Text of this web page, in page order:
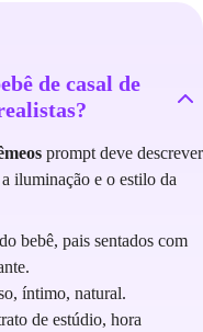
de casal de
prompt deve descrever
iluminação e o estilo da
bebê, pais sentados com
íntimo, natural.
de estúdio, hora